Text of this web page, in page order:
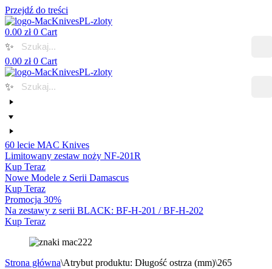
Przejdź do treści
0.00 zł 0 Cart
✨
0.00 zł 0 Cart
✨
60 lecie MAC Knives
Limitowany zestaw noży NF-201R
Kup Teraz
Nowe Modele z Serii Damascus
Kup Teraz
Promocja 30%
Na zestawy z serii BLACK: BF-H-201 / BF-H-202
Kup Teraz
Strona główna\Atrybut produktu: Długość ostrza (mm)\265